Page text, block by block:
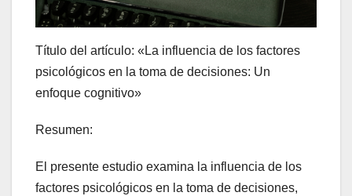
Título del artículo: «La influencia de los factores
psicológicos en la toma de decisiones: Un
enfoque cognitivo»
Resumen:
El presente estudio examina la influencia de los
factores psicológicos en la toma de decisiones,